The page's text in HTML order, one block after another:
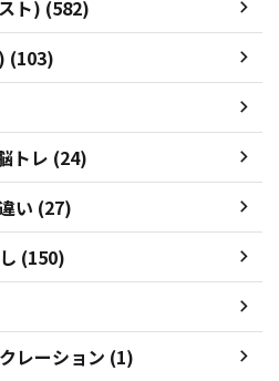
ト) (582)
(103)
トレ (24)
い (27)
(150)
レーション (1)